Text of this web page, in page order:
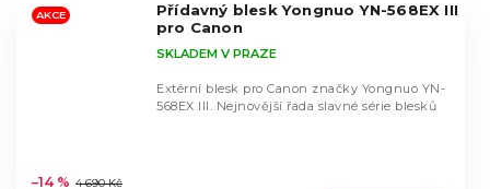
hvězdiček.
AKCE
Přídavný blesk Yongnuo YN-568EX III
pro Canon
hodnocení
SKLADEM V PRAZE
–14 % 4 690 Kč
Extérní blesk pro Canon značky Yongnuo YN-
568EX III. Nejnovější řada slavné série blesků